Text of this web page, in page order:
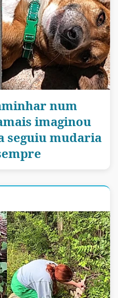
num
imaginou
seguiu mudaria